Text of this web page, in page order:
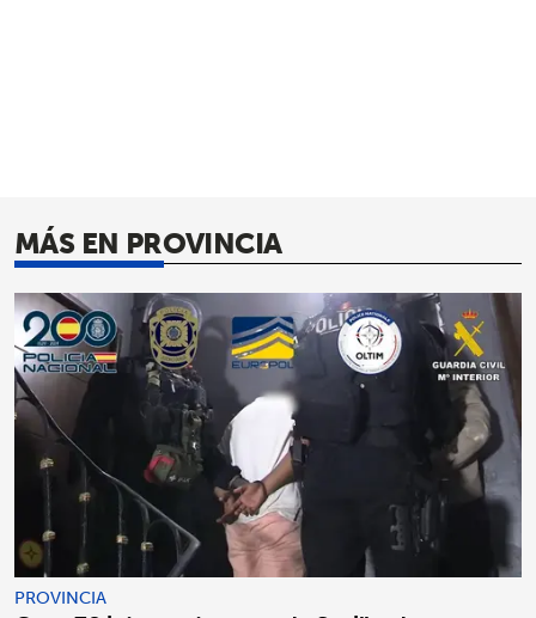
MÁS EN PROVINCIA
PROVINCIA